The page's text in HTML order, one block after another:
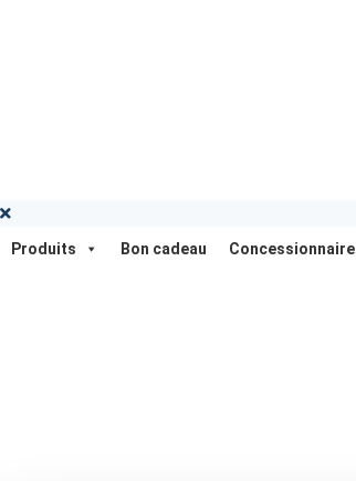
Produits Bon cadeau Concessionnaire